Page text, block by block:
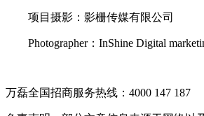
项目摄影：影栅传媒有限公司
Photographer：InShine Digital
万磊全国招商服务热线： 4000 147 187